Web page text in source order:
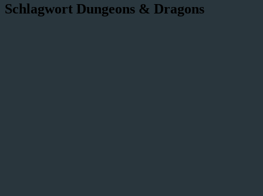
Schlagwort Dungeons & Dragons